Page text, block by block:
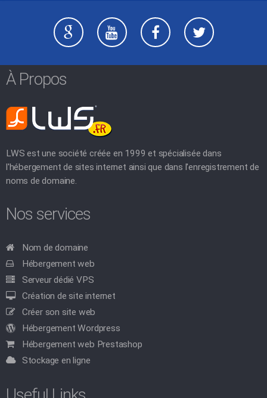
À Propos
LWS est une société créée en 1999 et spécialisée dans
l'hébergement de sites internet ainsi que dans l'enregistrement de
noms de domaine.
Nos services
Nom de domaine
Hébergement web
Serveur dédié VPS
Création de site internet
Créer son site web
Hébergement Wordpress
Hébergement web Prestashop
Stockage en ligne